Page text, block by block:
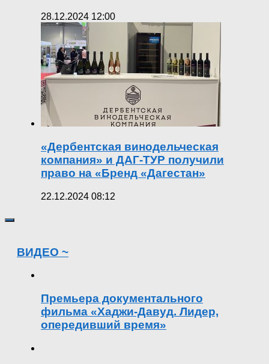
28.12.2024 12:00
«Дербентская винодельческая
компания» и ДАГ-ТУР получили
право на «Бренд «Дагестан»
22.12.2024 08:12
ВИДЕО ~
Премьера документального
фильма «Хаджи-Давуд. Лидер,
опередивший время»